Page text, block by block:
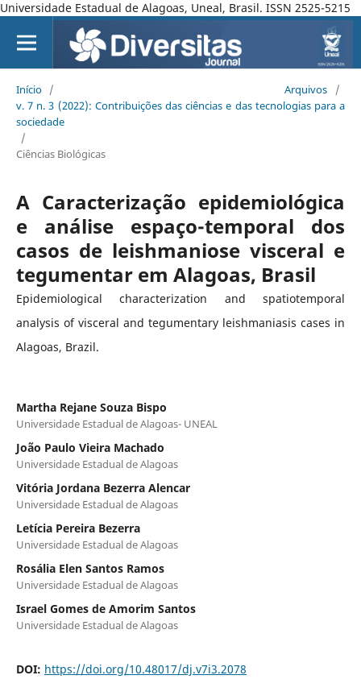
Universidade Estadual de Alagoas, Uneal, Brasil. ISSN 2525-5215
Início / Arquivos
/
v. 7 n. 3 (2022): Contribuições das ciências e das tecnologias para a
sociedade
/
Ciências Biológicas
A Caracterização epidemiológica
e análise espaço-temporal dos
casos de leishmaniose visceral e
tegumentar em Alagoas, Brasil
Epidemiological characterization and spatiotemporal
analysis of visceral and tegumentary leishmaniasis cases in
Alagoas, Brazil.
Martha Rejane Souza Bispo
Universidade Estadual de Alagoas- UNEAL
João Paulo Vieira Machado
Universidade Estadual de Alagoas
Vitória Jordana Bezerra Alencar
Universidade Estadual de Alagoas
Letícia Pereira Bezerra
Universidade Estadual de Alagoas
Rosália Elen Santos Ramos
Universidade Estadual de Alagoas
Israel Gomes de Amorim Santos
Universidade Estadual de Alagoas
DOI: https://doi.org/10.48017/dj.v7i3.2078